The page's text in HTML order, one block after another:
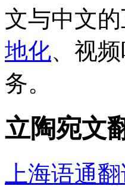
文与中文
地化、视
务。
立陶宛文
上海语通